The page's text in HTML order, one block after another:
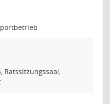
Ratssitzungssaal,